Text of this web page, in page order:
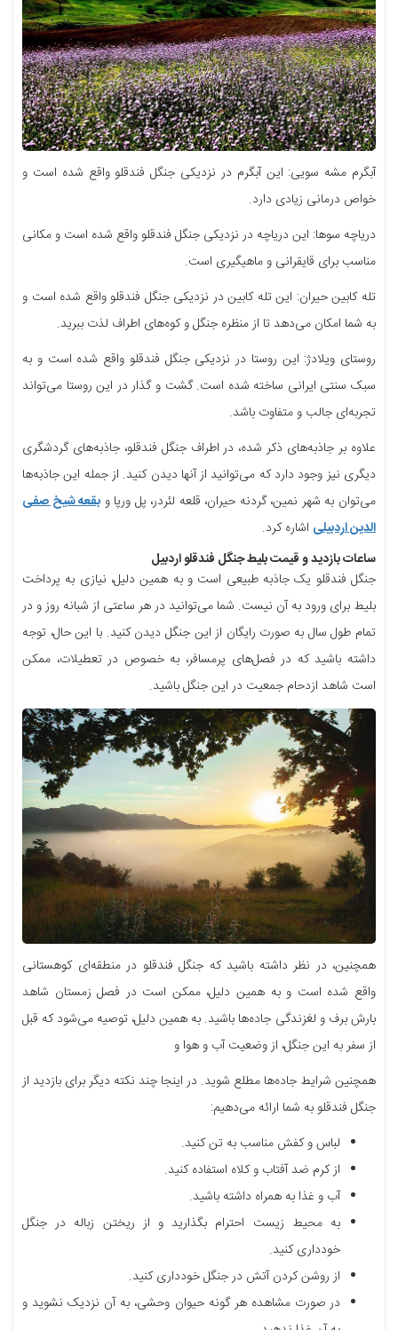
آبگرم مشه سویی: این آبگرم در نزدیکی جنگل فندقلو واقع شده است و
خواص درمانی زیادی دارد.
دریاچه سوها: این دریاچه در نزدیکی جنگل فندقلو واقع شده است و مکانی
مناسب برای قایقرانی و ماهیگیری است.
تله کابین حیران: این تله کابین در نزدیکی جنگل فندقلو واقع شده است و
به شما امکان می‌دهد تا از منظره جنگل و کوه‌های اطراف لذت ببرید.
روستای ویلادژ: این روستا در نزدیکی جنگل فندقلو واقع شده است و به
سبک سنتی ایرانی ساخته شده است. گشت و گذار در این روستا می‌تواند
تجربه‌ای جالب و متفاوت باشد.
علاوه بر جاذبه‌های ذکر شده، در اطراف جنگل فندقلو، جاذبه‌های گردشگری
دیگری نیز وجود دارد که می‌توانید از آنها دیدن کنید. از جمله این جاذبه‌ها
می‌توان به شهر نمین، گردنه حیران، قلعه لئردر، پل ورپا و بقعه شیخ صفی
الدین اردبیلی اشاره کرد.
ساعات بازدید و قیمت بلیط جنگل فندقلو اردبیل
جنگل فندقلو یک جاذبه طبیعی است و به همین دلیل، نیازی به پرداخت
بلیط برای ورود به آن نیست. شما می‌توانید در هر ساعتی از شبانه روز و در
تمام طول سال به صورت رایگان از این جنگل دیدن کنید. با این حال، توجه
داشته باشید که در فصل‌های پرمسافر، به خصوص در تعطیلات، ممکن
است شاهد ازدحام جمعیت در این جنگل باشید.
همچنین، در نظر داشته باشید که جنگل فندقلو در منطقه‌ای کوهستانی
واقع شده است و به همین دلیل، ممکن است در فصل زمستان شاهد
بارش برف و لغزندگی جاده‌ها باشید. به همین دلیل، توصیه می‌شود که قبل
از سفر به این جنگل، از وضعیت آب و هوا و
همچنین شرایط جاده‌ها مطلع شوید. در اینجا چند نکته دیگر برای بازدید از
جنگل فندقلو به شما ارائه می‌دهیم:
لباس و کفش مناسب به تن کنید.
از کرم ضد آفتاب و کلاه استفاده کنید.
آب و غذا به همراه داشته باشید.
به محیط زیست احترام بگذارید و از ریختن زباله در جنگل
خودداری کنید.
از روشن کردن آتش در جنگل خودداری کنید.
در صورت مشاهده هر گونه حیوان وحشی، به آن نزدیک نشوید و